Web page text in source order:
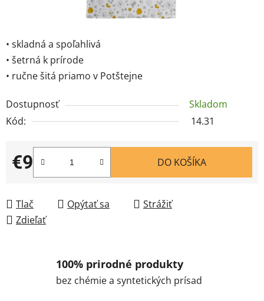
• skladná a spoľahlivá
• šetrná k prírode
• ručne šitá priamo v Potštejne
Dostupnosť
Skladom
Kód:
14.31
€9
Jednotková cena:
DO KOŠÍKA
Tlač Opýtať sa
Strážiť
Zdieľať
100% prirodné produkty
bez chémie a syntetických prísad